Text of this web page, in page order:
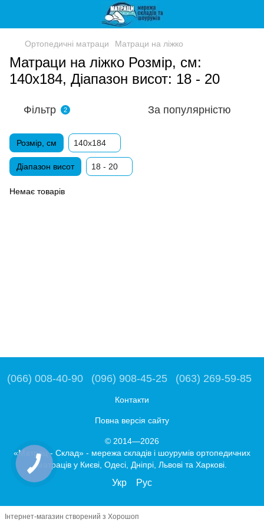
Ортопедичні матраци Матраци на ліжко
Матраци на ліжко Розмір, см:
140х184, Діапазон висот: 18 - 20
Фільтр 2 За популярністю
Розмір, см 140х184
Діапазон висот 18 - 20
Немає товарів
(066) 008-40-90 (096) 908-45-25 (063) 269-59-85
Контакти
Повна версія сайту
© 2014—2026
«Матрац - Склад» - мережа складів і шоурумів ортопедичних
матраців у Києві, Одесі, Дніпрі, Львові та Харкові.
Укр Рус
Інтернет-магазин створений з Хорошоп